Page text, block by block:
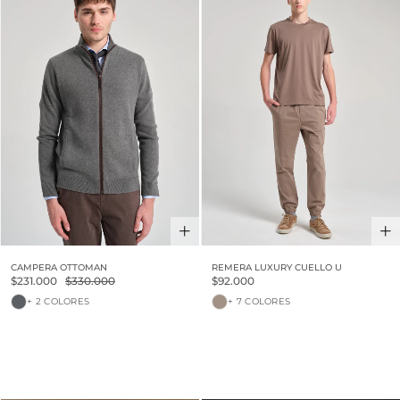
CAMPERA OTTOMAN
$231.000 $330.000
+ 2 COLORES
REMERA LUXURY CUELLO U
$92.000
+ 7 COLORES